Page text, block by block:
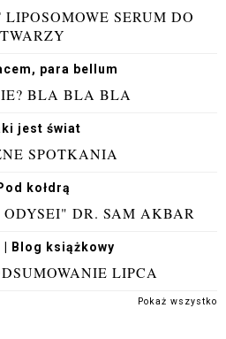
SERUM DO
TWARZY
para bellum
BLA BLA BLA
jest świat
SPOTKANIA
kołdrą
ODYSEI" DR. SAM AKBAR
| Blog książkowy
LIPCA
Pokaż wszystko